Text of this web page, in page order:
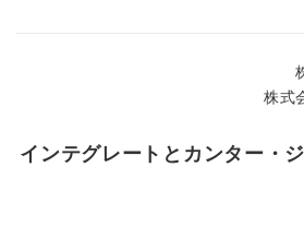
株式
インテグレートとカンター・